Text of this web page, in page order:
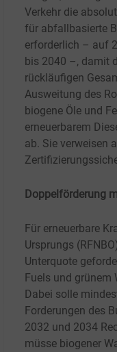
Verkehr die
für abfallbasierte
erforderlich – auf
bis 2040 –, damit
rückläufigen
Ausweitung des
biogene Öle und
erneuerbarem
ab. Sie verweisen
Doppelförderung
Für erneuerbare
Ursprungs
Unterquote
Fuels und grünem
Dabei solle
Forderungen des
2032 und 2034
müsse biogener